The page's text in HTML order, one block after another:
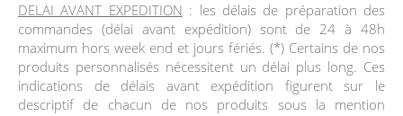
DELAI AVANT EXPEDITION : les délais de préparation des
commandes (délai avant expédition) sont de 24 à 48h
maximum hors week end et jours fériés. (*) Certains de nos
produits personnalisés nécessitent un délai plus long. Ces
indications de délais avant expédition figurent sur le
descriptif de chacun de nos produits sous la mention